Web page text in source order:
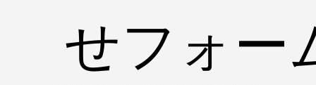
せフォー